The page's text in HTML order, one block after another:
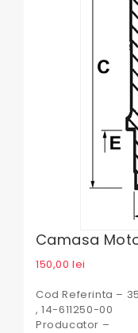
Camasa
150,00lei
Cod Referinta –
, 14-611250-00
Producator –